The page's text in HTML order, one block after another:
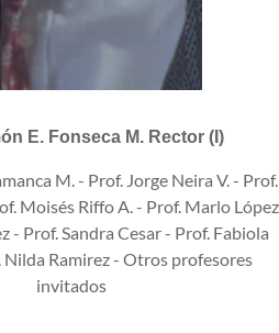
E. Fonseca M. Rector (I)
M. - Prof. Jorge Neira V. - Prof.
Moisés Riffo A. - Prof. Marlo López
- Prof. Sandra Cesar - Prof. Fabiola
Nilda Ramirez - Otros profesores
invitados